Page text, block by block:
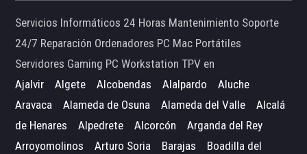
Servicios Informáticos 24 Horas Mantenimiento Soporte
24/7 Reparación Ordenadores PC Mac Portátiles
Servidores Gaming PC Workstation TPV en
Ajalvir
Algete Alcobendas Alalpardo
Aluche
Aravaca
Alameda de Osuna Alameda del Valle
Alcalá
de Henares
Alpedrete Alcorcón
Arganda del Rey
Arroyomolinos
Arturo Soria Barajas
Boadilla del